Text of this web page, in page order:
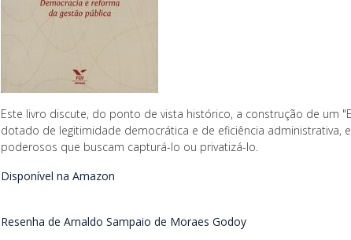
Este livro discute, do ponto de vista histórico, a construção de um
dotado de legitimidade democrática e de eficiência administrativa,
poderosos que buscam capturá-lo ou privatizá-lo.
Disponível na Amazon
Resenha de Arnaldo Sampaio de Moraes Godoy